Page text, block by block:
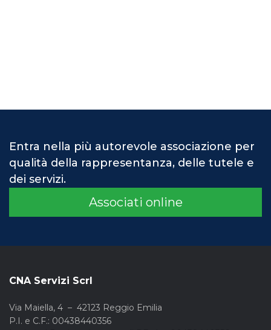
Entra nella più autorevole associazione per
qualità della rappresentanza, delle tutele e
dei servizi.
Associati online
CNA Servizi Scrl
Via Maiella, 4 – 42123 Reggio Emilia
P.I. e C.F.: 00438440356